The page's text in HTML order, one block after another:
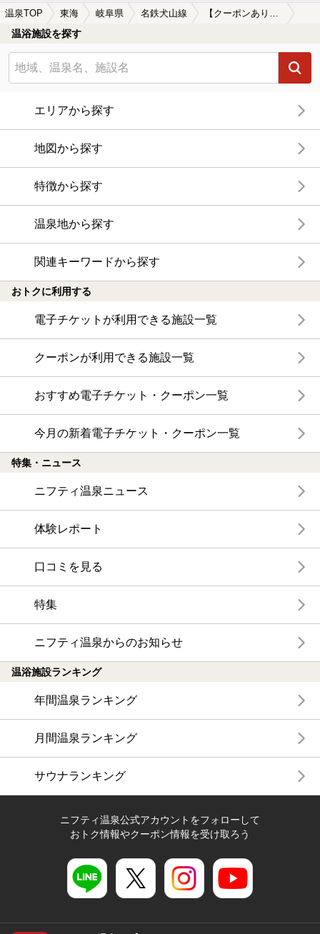
温泉TOP 東海 岐阜県 名鉄犬山線
温浴施設を探す
エリアから探す
地図から探す
特徴から探す
温泉地から探す
関連キーワードから探す
おトクに利用する
電子チケットが利用できる施設一覧
クーポンが利用できる施設一覧
おすすめ電子チケット・クーポン一覧
今月の新着電子チケット・クーポン一覧
特集・ニュース
ニフティ温泉ニュース
体験レポート
口コミを見る
特集
ニフティ温泉からのお知らせ
温浴施設ランキング
年間温泉ランキング
月間温泉ランキング
サウナランキング
ニフティ温泉公式アカウントをフォローして
おトク情報やクーポン情報を受け取ろう